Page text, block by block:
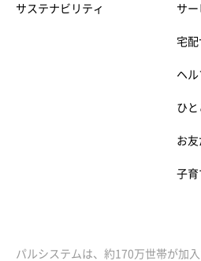
サステナビリティ サー
宅配
ヘ
ひ
お
子育
パルシステムは、約170万世帯が加